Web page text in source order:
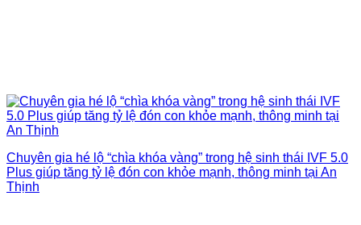
Chuyên gia hé lộ “chìa khóa vàng” trong hệ sinh thái IVF 5.0
Plus giúp tăng tỷ lệ đón con khỏe mạnh, thông minh tại An
Thịnh